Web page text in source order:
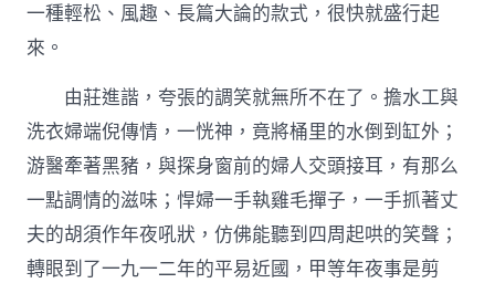
一種輕松、風趣、長篇大論的款式，很快就盛行起
來。
由莊進諧，夸張的調笑就無所不在了。擔水工與
洗衣婦端倪傳情，一恍神，竟將桶里的水倒到缸外；
游醫牽著黑豬，與探身窗前的婦人交頭接耳，有那么
一點調情的滋味；悍婦一手執雞毛撣子，一手抓著丈
夫的胡須作年夜吼狀，仿佛能聽到四周起哄的笑聲；
轉眼到了一九一二年的平易近國，甲等年夜事是剪